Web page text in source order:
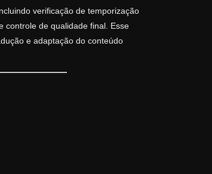
verificação de temporização
controle de qualidade final. Esse
e adaptação do conteúdo